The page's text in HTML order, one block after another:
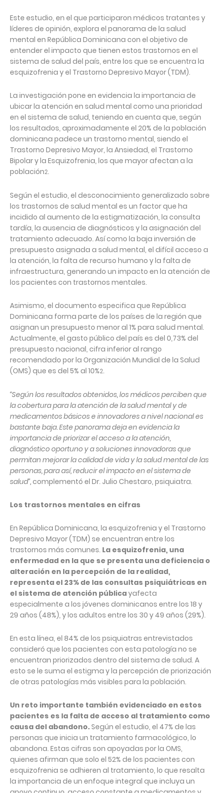
Este estudio, en el que participaron médicos tratantes y
líderes de opinión, explora el panorama de la salud
mental en República Dominicana con el objetivo de
entender el impacto que tienen estos trastornos en el
sistema de salud del país, entre los que se encuentra la
esquizofrenia y el Trastorno Depresivo Mayor (TDM).
La investigación pone en evidencia la importancia de
ubicar la atención en salud mental como una prioridad
en el sistema de salud, teniendo en cuenta que, según
los resultados, aproximadamente el 20% de la población
dominicana padece un trastorno mental, siendo el
Trastorno Depresivo Mayor, la Ansiedad, el Trastorno
Bipolar y la Esquizofrenia, los que mayor afectan a la
población2.
Según el estudio, el desconocimiento generalizado sobre
los trastornos de salud mental es un factor que ha
incidido al aumento de la estigmatización, la consulta
tardía, la ausencia de diagnósticos y la asignación del
tratamiento adecuado. Así como la baja inversión de
presupuesto asignada a salud mental, el difícil acceso a
la atención, la falta de recurso humano y la falta de
infraestructura, generando un impacto en la atención de
los pacientes con trastornos mentales.
Asimismo, el documento especifica que República
Dominicana forma parte de los países de la región que
asignan un presupuesto menor al 1% para salud mental.
Actualmente, el gasto público del país es del 0,73% del
presupuesto nacional, cifra inferior al rango
recomendado por la Organización Mundial de la Salud
(OMS) que es del 5% al 10%2.
“Según los resultados obtenidos, los médicos perciben que
la cobertura para la atención de la salud mental y de
medicamentos básicos e innovadores a nivel nacional es
bastante baja. Este panorama deja en evidencia la
importancia de priorizar el acceso a la atención,
diagnóstico oportuno y a soluciones innovadoras que
permitan mejorar la calidad de vida y la salud mental de las
personas, para así, reducir el impacto en el sistema de
salud”,complementó el Dr. Julio Chestaro, psiquiatra.
Los trastornos mentales en cifras
En República Dominicana, la esquizofrenia y el Trastorno
Depresivo Mayor (TDM) se encuentran entre los
trastornos más comunes. La esquizofrenia, una
enfermedad en la que se presenta una deficiencia o
alteración en la percepción de la realidad,
representa el 23% de las consultas psiquiátricas en
el sistema de atención públicayafecta
especialmente a los jóvenes dominicanos entre los 18 y
29 años (48%), y los adultos entre los 30 y 49 años (29%).
En esta línea, el 84% de los psiquiatras entrevistados
consideró que los pacientes con esta patología no se
encuentran priorizados dentro del sistema de salud. A
esto se le suma el estigma y la percepción de priorización
de otras patologías más visibles para la población.
Un reto importante también evidenciado en estos
pacientes es la falta de acceso al tratamiento como
causa del abandono.Según el estudio, el 47% de las
personas que inicia un tratamiento farmacológico, lo
abandona. Estas cifras son apoyadas por la OMS,
quienes afirman que solo el 52% de los pacientes con
esquizofrenia se adhieren al tratamiento, lo que resalta
la importancia de un enfoque integral que incluya un